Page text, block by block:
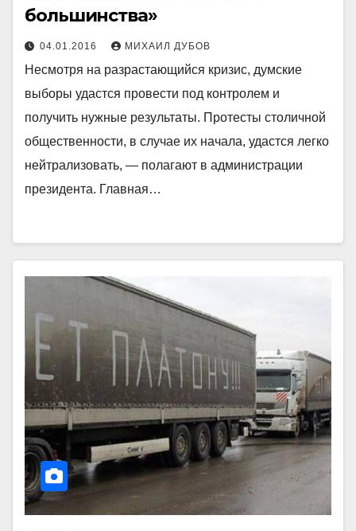
большинства»
04.01.2016 МИХАИЛ ДУБОВ
Несмотря на разрастающийся кризис, думские
выборы удастся провести под контролем и
получить нужные результаты. Протесты столичной
общественности, в случае их начала, удастся легко
нейтрализовать, — полагают в администрации
президента. Главная…